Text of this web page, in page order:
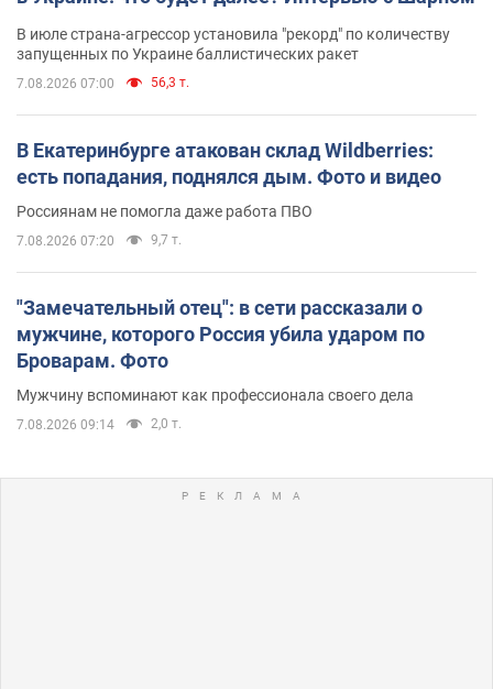
В июле страна-агрессор установила "рекорд" по количеству
запущенных по Украине баллистических ракет
7.08.2026 07:00 56,3 т.
В Екатеринбурге атакован склад Wildberries:
есть попадания, поднялся дым. Фото и видео
Россиянам не помогла даже работа ПВО
7.08.2026 07:20 9,7 т.
"Замечательный отец": в сети рассказали о
мужчине, которого Россия убила ударом по
Броварам. Фото
Мужчину вспоминают как профессионала своего дела
7.08.2026 09:14 2,0 т.